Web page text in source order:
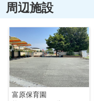
周辺施設
富原保育園